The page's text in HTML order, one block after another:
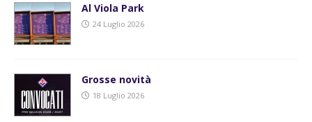
Al Viola Park
24 Luglio 2026
Grosse novità
18 Luglio 2026